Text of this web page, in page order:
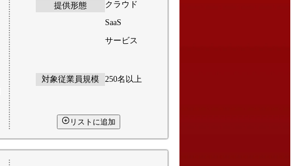
提供形態 クラウド
SaaS
サービス
対象従業員規模 250名以上
リストに追加